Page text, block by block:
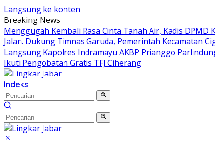
Langsung ke konten
Breaking News
Menggugah Kembali Rasa Cinta Tanah Air, Kadis
Jalan. Dukung Timnas Garuda, Pemerintah Kecamatan
Langsung Kapolres Indramayu AKBP Prianggo
Ikuti Pengobatan Gratis TFJ Ciherang
Indeks